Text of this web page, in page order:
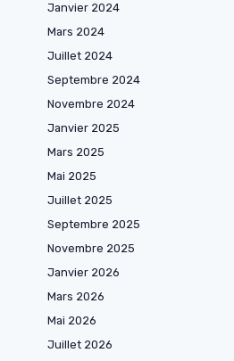
Janvier 2024
Mars 2024
Juillet 2024
Septembre 2024
Novembre 2024
Janvier 2025
Mars 2025
Mai 2025
Juillet 2025
Septembre 2025
Novembre 2025
Janvier 2026
Mars 2026
Mai 2026
Juillet 2026